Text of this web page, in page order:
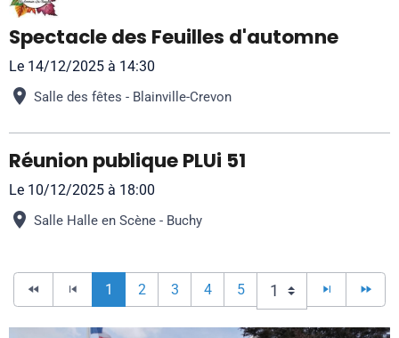
Spectacle des Feuilles d'automne
Le 14/12/2025 à 14:30
Salle des fêtes - Blainville-Crevon
Réunion publique PLUi 51
Le 10/12/2025 à 18:00
Salle Halle en Scène - Buchy
1 2 3 4 5